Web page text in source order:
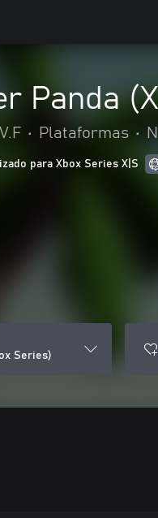
Panda
• Plataformas •
para Xbox Series X|S
Series)